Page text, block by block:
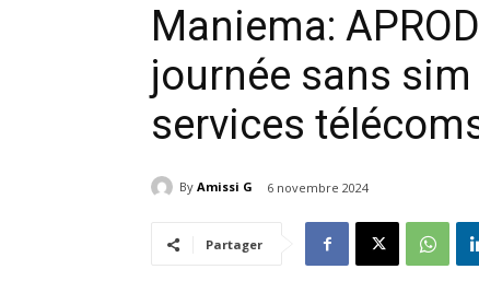
Maniema:
journée sans
services
By Amissi G 6 novembre 2024
Partager